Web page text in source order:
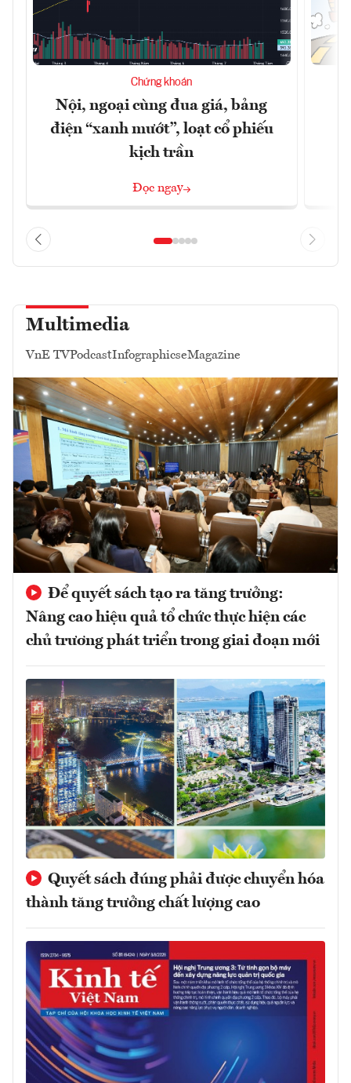
Chứng khoán
Nội, ngoại cùng đua giá, bảng
điện “xanh mướt”, loạt cổ phiếu
kịch trần
Đọc ngay
Multimedia
VnE TVPodcastInfographicseMagazine
Để quyết sách tạo ra tăng trưởng:
Nâng cao hiệu quả tổ chức thực hiện các
chủ trương phát triển trong giai đoạn mới
Quyết sách đúng phải được chuyển hóa
thành tăng trưởng chất lượng cao